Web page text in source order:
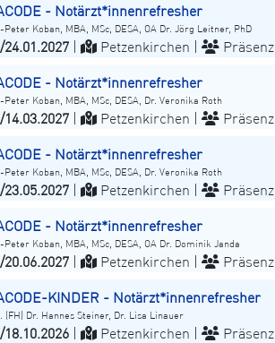
- Notärzt*innenrefresher
Peter Koban, MBA, MSc, DESA, OA Dr. Jörg Leitner, PhD
24.01.2027 | Petzenkirchen | Präsenz
- Notärzt*innenrefresher
Peter Koban, MBA, MSc, DESA, Dr. Veronika Roth
14.03.2027 | Petzenkirchen | Präsenz
- Notärzt*innenrefresher
Peter Koban, MBA, MSc, DESA, Dr. Veronika Roth
23.05.2027 | Petzenkirchen | Präsenz
- Notärzt*innenrefresher
Peter Koban, MBA, MSc, DESA, OA Dr. Dominik Janda
20.06.2027 | Petzenkirchen | Präsenz
KINDER - Notärzt*innenrefresher
(FH) Dr. Hannes Steiner, Dr. Lisa Linauer
18.10.2026 | Petzenkirchen | Präsenz